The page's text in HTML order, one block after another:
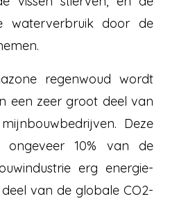
waterverbruik door de
regenwoud wordt
een zeer groot deel van
Deze
ongeveer 10% van de
erg energie-
van de globale CO2-